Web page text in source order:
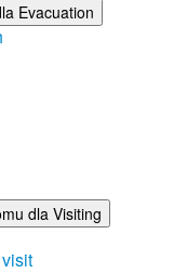
Evacuation
dla Visiting